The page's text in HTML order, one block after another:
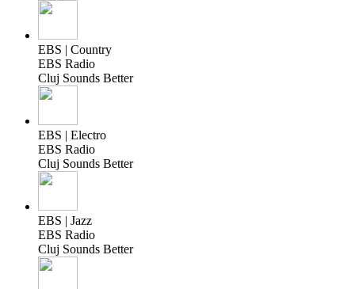
EBS | Country
EBS Radio
Cluj Sounds Better
EBS | Electro
EBS Radio
Cluj Sounds Better
EBS | Jazz
EBS Radio
Cluj Sounds Better